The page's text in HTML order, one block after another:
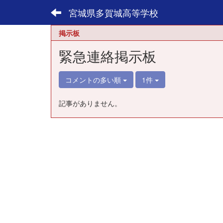
宮城県多賀城高等学校
掲示板
緊急連絡掲示板
コメントの多い順 1件
記事がありません。